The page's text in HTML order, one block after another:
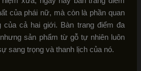
của phái nữ, mà còn là phần quan
của cả hai giới. Bàn trang điểm đa
sản phẩm từ gỗ tự nhiên luôn
sang trọng và thanh lịch của nó.